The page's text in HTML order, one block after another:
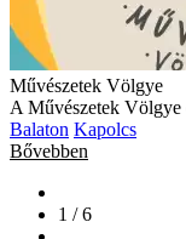
Művészetek Völgye
A Művészetek Völgye
Balaton Kapolcs
Bővebben
1 / 6